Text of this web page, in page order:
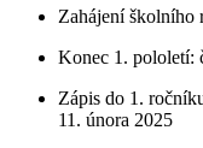
Zahájení školního
Konec 1. pololetí:
Zápis do 1.
11. února 2025